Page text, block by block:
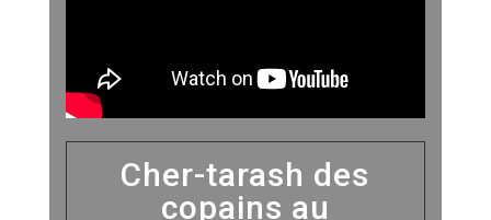
Cher-tarash des
copains au